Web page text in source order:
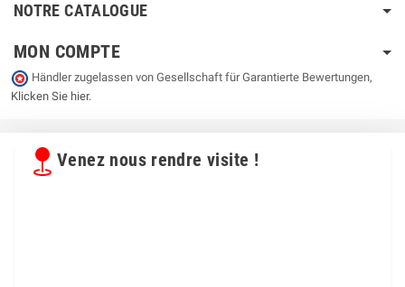
NOTRE CATALOGUE
MON COMPTE
Händler zugelassen von Gesellschaft für Garantierte Bewertungen,
Klicken Sie hier.
Venez nous rendre visite !